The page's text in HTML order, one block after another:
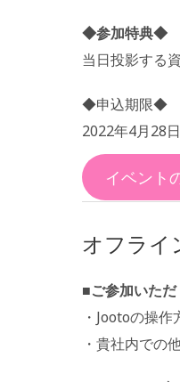
◆参加特典◆
当日投影する
◆申込期限◆
2022年4月28
イベント
オフライ
■ご参加いただ
・Jootoの操
・貴社内での